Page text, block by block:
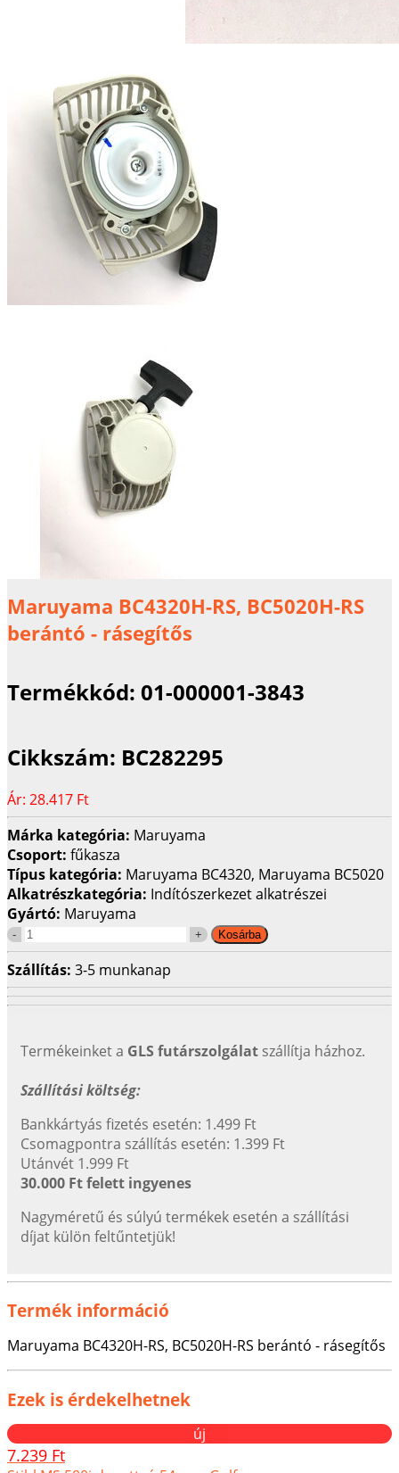
Maruyama BC4320H-RS, BC5020H-RS
berántó - rásegítős
Termékkód: 01-000001-3843
Cikkszám: BC282295
Ár: 28.417 Ft
Márka kategória: Maruyama
Csoport: fűkasza
Típus kategória: Maruyama BC4320, Maruyama BC5020
Alkatrészkategória: Indítószerkezet alkatrészei
Gyártó: Maruyama
Szállítás: 3-5 munkanap
Termékeinket a GLS futárszolgálat szállítja házhoz.
Szállítási költség:
Bankkártyás fizetés esetén: 1.499 Ft
Csomagpontra szállítás esetén: 1.399 Ft
Utánvét 1.999 Ft
30.000 Ft felett ingyenes
Nagyméretű és súlyú termékek esetén a szállítási
díjat külön feltűntetjük!
Termék információ
Maruyama BC4320H-RS, BC5020H-RS berántó - rásegítős
Ezek is érdekelhetnek
új
7.239 Ft